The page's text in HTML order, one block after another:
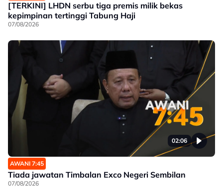
[TERKINI] LHDN serbu tiga premis milik bekas
kepimpinan tertinggi Tabung Haji
07/08/2026
02:06
AWANI 7:45
Tiada jawatan Timbalan Exco Negeri Sembilan
07/08/2026